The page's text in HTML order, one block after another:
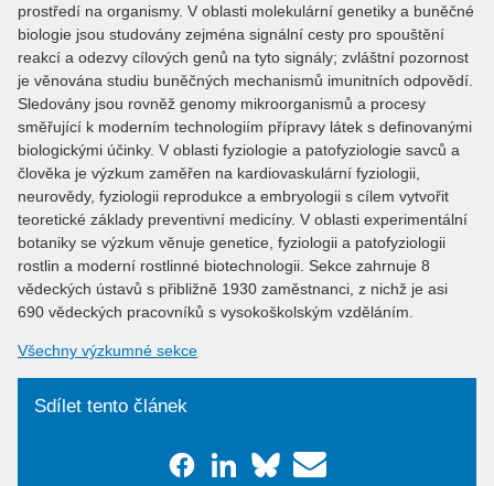
prostředí na organismy. V oblasti molekulární genetiky a buněčné
biologie jsou studovány zejména signální cesty pro spouštění
reakcí a odezvy cílových genů na tyto signály; zvláštní pozornost
je věnována studiu buněčných mechanismů imunitních odpovědí.
Sledovány jsou rovněž genomy mikroorganismů a procesy
směřující k moderním technologiím přípravy látek s definovanými
biologickými účinky. V oblasti fyziologie a patofyziologie savců a
člověka je výzkum zaměřen na kardiovaskulární fyziologii,
neurovědy, fyziologii reprodukce a embryologii s cílem vytvořit
teoretické základy preventivní medicíny. V oblasti experimentální
botaniky se výzkum věnuje genetice, fyziologii a patofyziologii
rostlin a moderní rostlinné biotechnologii. Sekce zahrnuje 8
vědeckých ústavů s přibližně 1930 zaměstnanci, z nichž je asi
690 vědeckých pracovníků s vysokoškolským vzděláním.
Všechny výzkumné sekce
Sdílet tento článek